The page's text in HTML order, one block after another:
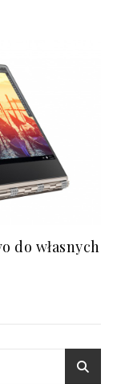
do własnych